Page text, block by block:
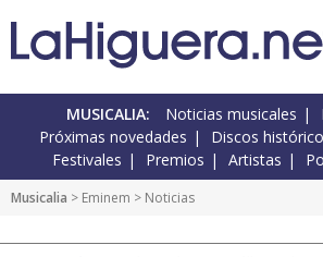
MUSICALIA: Noticias musicales
Próximas novedades
Discos
Festivales
Premios Artistas
Musicalia > Eminem > Noticias